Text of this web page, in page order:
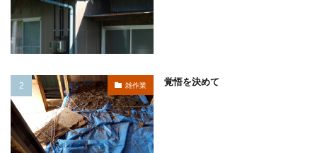
雑作業 覚悟を決めて